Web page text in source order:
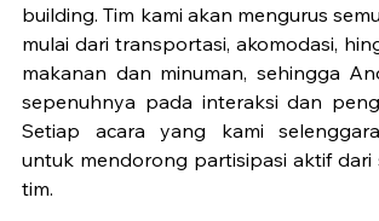
building. Tim kami akan mengurus
mulai dari transportasi, akomodasi,
makanan dan minuman, sehingga
sepenuhnya pada interaksi dan
Setiap acara yang kami
untuk mendorong partisipasi aktif dari
tim.